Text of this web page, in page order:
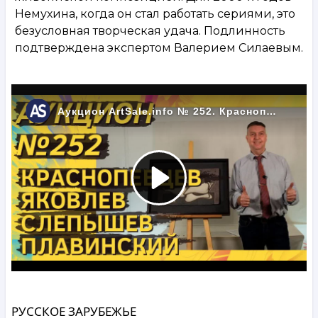
Немухина, когда он стал работать сериями, это
безусловная творческая удача. Подлинность
подтверждена экспертом Валерием Силаевым.
РУССКОЕ ЗАРУБЕЖЬЕ